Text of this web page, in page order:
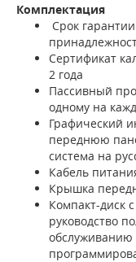
Комплектация
Срок
Сертификат
2 года
Пассивный
одному на
Графический
переднюю
система на
Кабель
Крышка
Компакт-диск
руководство
обслуживанию